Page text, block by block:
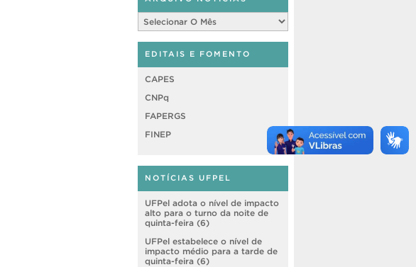
Notícias
EDITAIS E FOMENTO
CAPES
CNPq
FAPERGS
FINEP
NOTÍCIAS UFPEL
UFPel adota o nível de impacto
alto para o turno da noite de
quinta-feira (6)
UFPel estabelece o nível de
impacto médio para a tarde de
quinta-feira (6)